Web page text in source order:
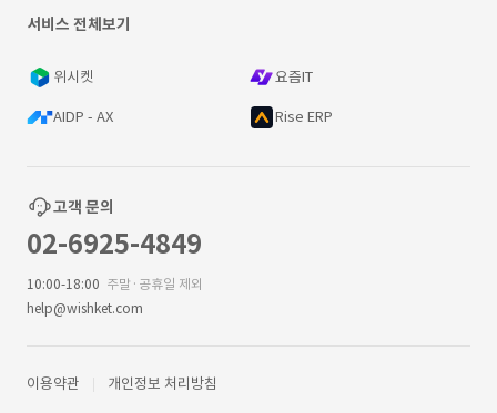
서비스 전체보기
위시켓 요즘IT
AIDP - AX Rise ERP
고객 문의
02-6925-4849
10:00-18:00 주말·공휴일 제외
help@wishket.com
이용약관 개인정보 처리방침